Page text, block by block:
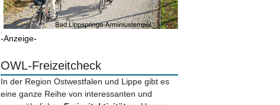
-Anzeige-
OWL-Freizeitcheck
In der Region Ostwestfalen und Lippe gibt es
eine ganze Reihe von interessanten und